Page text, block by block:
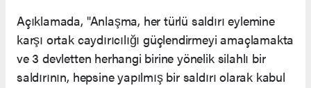
Açıklamada, "Anlaşma, her türlü saldırı eylemine
karşı ortak caydırıcılığı güçlendirmeyi amaçlamakta
ve 3 devletten herhangi birine yönelik silahlı bir
saldırının, hepsine yapılmış bir saldırı olarak kabul